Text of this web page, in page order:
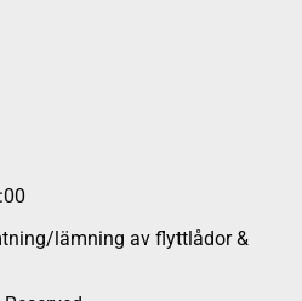
lämning av flyttlådor &